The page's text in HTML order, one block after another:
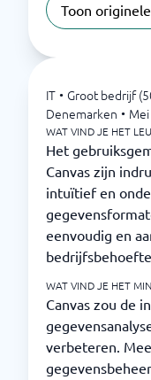
Toon
IT • Groot bedrijf
Denemarken •
WAT VIND JE HET
Het
Canvas zijn
intuïtief en
eenvoudig en
WAT VIND JE HET
Canvas zou de
verbeteren.